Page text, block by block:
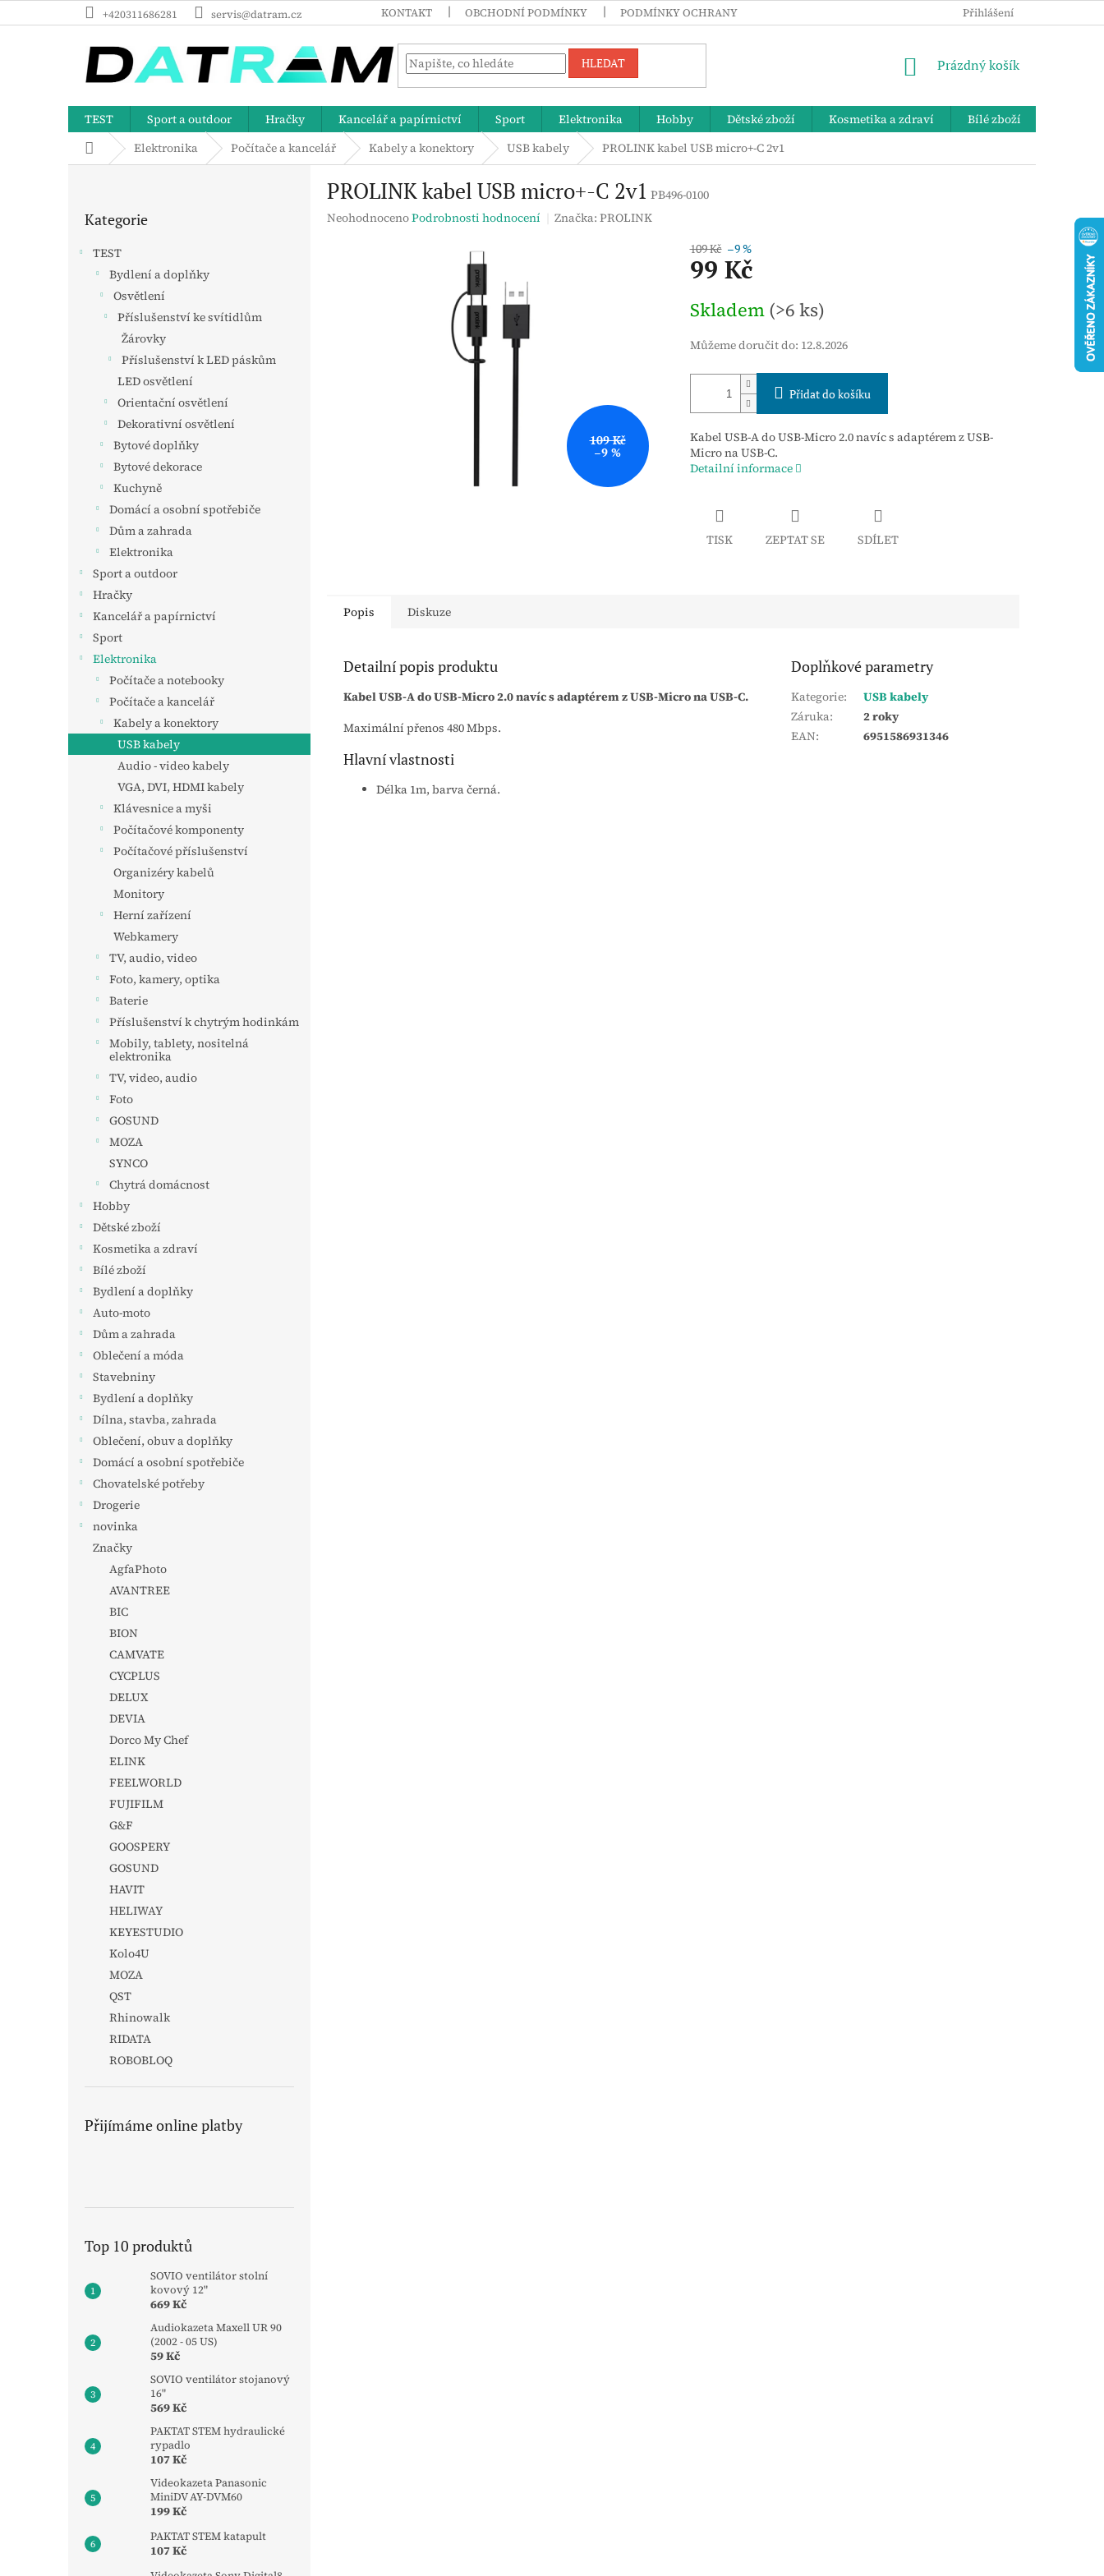
na
+420311686281 servis@datram.cz KONTAKT OBCHODNÍ PODMÍNKY PODMÍNKY OCHRANY OSOBNÍCH ÚDAJŮ ZPĚTNÝ ODBĚR
Přihlášení
HLEDAT
NÁKUPNÍ
Prázdný košík
TEST Sport a outdoor Hračky Kancelář a papírnictví Sport Elektronika Hobby Dětské zboží Kosmetika a zdraví Bílé zboží
Domů Elektronika Počítače a kancelář Kabely a konektory USB kabely PROLINK kabel USB micro+-C 2v1
kategorie
Kategorie
TEST
Bydlení a doplňky
Osvětlení
Příslušenství ke svítidlům
Žárovky
Příslušenství k LED páskům
LED osvětlení
Orientační osvětlení
Dekorativní osvětlení
Bytové doplňky
Bytové dekorace
Kuchyně
Domácí a osobní spotřebiče
Dům a zahrada
Elektronika
Sport a outdoor
Hračky
Kancelář a papírnictví
Sport
Elektronika
Počítače a notebooky
Počítače a kancelář
Kabely a konektory
USB kabely
Audio - video kabely
VGA, DVI, HDMI kabely
Klávesnice a myši
Počítačové komponenty
Počítačové příslušenství
Organizéry kabelů
Monitory
Herní zařízení
Webkamery
TV, audio, video
Foto, kamery, optika
Baterie
Příslušenství k chytrým hodinkám
Mobily, tablety, nositelná
elektronika
TV, video, audio
Foto
GOSUND
MOZA
SYNCO
Chytrá domácnost
Hobby
Dětské zboží
Kosmetika a zdraví
Bílé zboží
Bydlení a doplňky
Auto-moto
Dům a zahrada
Oblečení a móda
Stavebniny
Bydlení a doplňky
Dílna, stavba, zahrada
Oblečení, obuv a doplňky
Domácí a osobní spotřebiče
Chovatelské potřeby
Drogerie
novinka
Značky
AgfaPhoto
AVANTREE
BIC
BION
CAMVATE
CYCPLUS
DELUX
DEVIA
Dorco My Chef
ELINK
FEELWORLD
FUJIFILM
G&F
GOOSPERY
GOSUND
HAVIT
HELIWAY
KEYESTUDIO
Kolo4U
MOZA
QST
Rhinowalk
RIDATA
ROBOBLOQ
Přijímáme online platby
Top 10 produktů
SOVIO ventilátor stolní
kovový 12"
669 Kč
Audiokazeta Maxell UR 90
(2002 - 05 US)
59 Kč
SOVIO ventilátor stojanový
16"
569 Kč
PAKTAT STEM hydraulické
rypadlo
107 Kč
Videokazeta Panasonic
MiniDV AY-DVM60
199 Kč
PAKTAT STEM katapult
107 Kč
PROLINK kabel USB micro+-C 2v1 PB496-0100
Průměrné
NeohodnocenoPodrobnosti hodnocení Značka:PROLINK
109 Kč
–9 %
109 Kč –9 %
99 Kč
cena:
Skladem (>6 ks)
Můžeme doručit do: 12.8.2026
Přidat do košíku
Kabel USB-A do USB-Micro 2.0 navíc s adaptérem z USB-
Micro na USB-C.
Detailní informace
TISK ZEPTAT SE SDÍLET
Popis Diskuze
Detailní popis produktu
Kabel USB-A do USB-Micro 2.0 navíc s adaptérem z USB-Micro na USB-C.
Maximální přenos 480 Mbps.
Hlavní vlastnosti
Délka 1m, barva černá.
Doplňkové parametry
Kategorie:
USB kabely
Záruka:
2 roky
EAN: 6951586931346